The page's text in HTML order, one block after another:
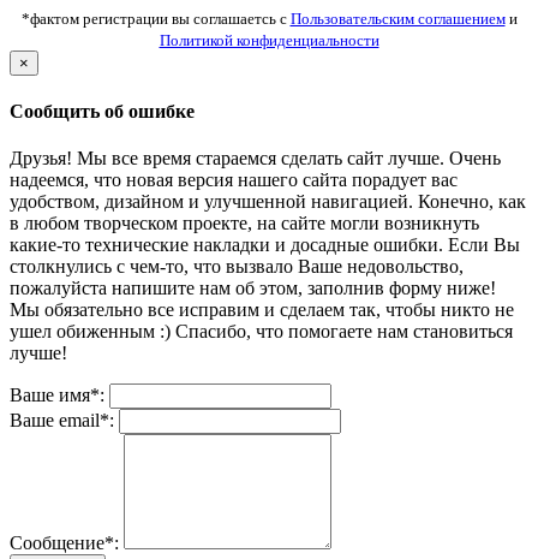
*фактом регистрации вы соглашаетсь с Пользовательским соглашениеми
Политикой конфиденциальности
×
Сообщить об ошибке
Друзья! Мы все время стараемся сделать сайт лучше. Очень
надеемся, что новая версия нашего сайта порадует вас
удобством, дизайном и улучшенной навигацией. Конечно, как
в любом творческом проекте, на сайте могли возникнуть
какие-то технические накладки и досадные ошибки. Если Вы
столкнулись с чем-то, что вызвало Ваше недовольство,
пожалуйста напишите нам об этом, заполнив форму ниже!
Мы обязательно все исправим и сделаем так, чтобы никто не
ушел обиженным :) Спасибо, что помогаете нам становиться
лучше!
Ваше имя*:
Ваше email*:
Сообщение*: